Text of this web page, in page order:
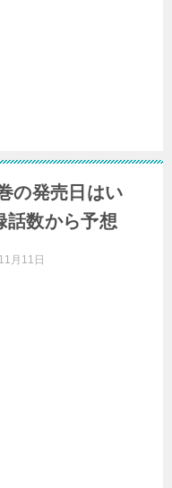
の発売日はい
話数から予想
月11日